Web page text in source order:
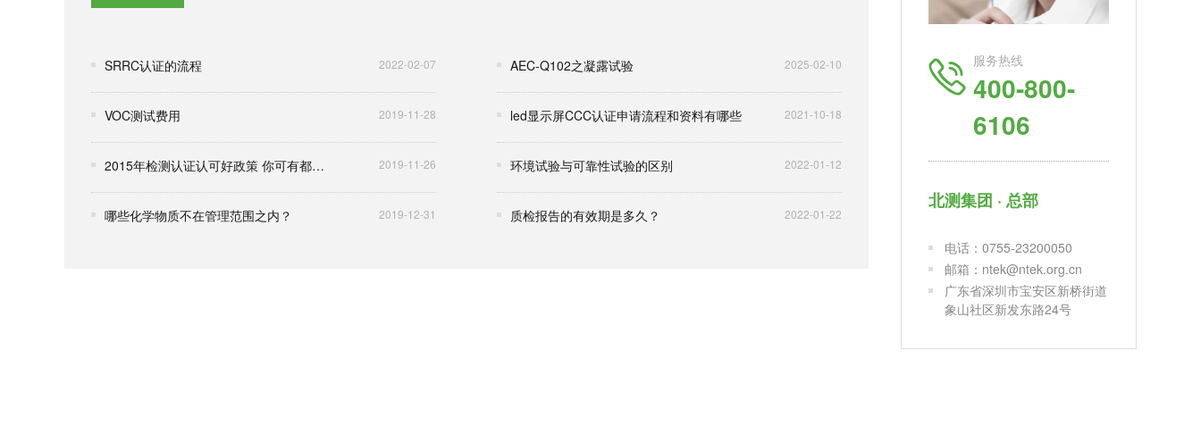
服务热线
400-800-
6106
北测集团 · 总部
电话：0755-23200050
邮箱：ntek@ntek.org.cn
广东省深圳市宝安区新桥街道
象山社区新发东路24号
SRRC认证的流程 2022-02-07 AEC-Q102之凝露试验 2025-02-10
VOC测试费用 2019-11-28 led显示屏CCC认证申请流程和资料有哪些 2021-10-18
2015年检测认证认可好政策 你可有都用到？ 2019-11-26 环境试验与可靠性试验的区别 2022-01-12
哪些化学物质不在管理范围之内？ 2019-12-31 质检报告的有效期是多久？ 2022-01-22